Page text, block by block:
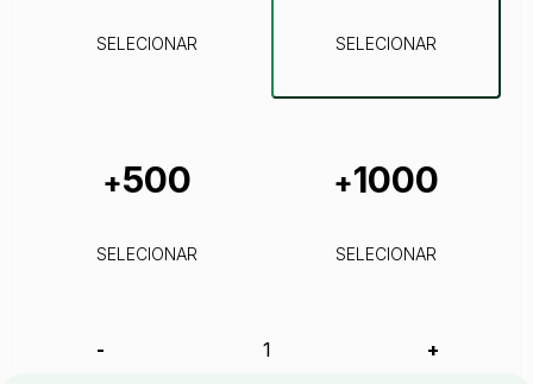
SELECIONAR SELECIONAR
+500
SELECIONAR
+1000
SELECIONAR
- +